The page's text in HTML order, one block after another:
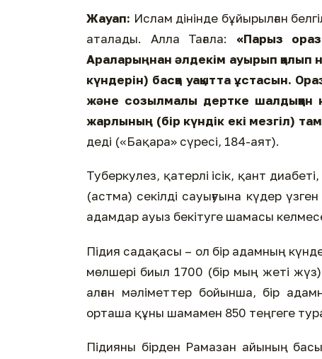
Жауап: Ислам дінінде бұйырылған
аталады. Алла Тағала: «Парыз
Араларыңнан әлдекім ауырып қалып
күндерін) басқа уақытта ұстасын.
және созылмалы дертке шалдыққан
жарлының (бір күндік екі мезгіл)
деді («Бақара» сүресі, 184-аят).
Туберкулез, қатерлі ісік, қант
(астма) секілді сауығуына күдер
адамдар ауыз бекітуге шамасы
Підия садақасы – ол бір адамның
мөлшері биыл 1700 (бір мың жеті
алған мәліметтер бойынша, бір
орташа құны шамамен 850 теңгеге
Підияны бірден Рамазан айының